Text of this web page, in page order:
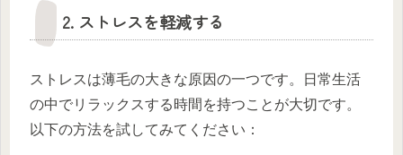
2. ストレスを軽減する
ストレスは薄毛の大きな原因の一つです。日常生活
の中でリラックスする時間を持つことが大切です。
以下の方法を試してみてください：